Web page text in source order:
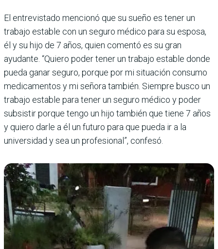
El entrevistado mencionó que su sueño es tener un
trabajo estable con un seguro médico para su esposa,
él y su hijo de 7 años, quien comentó es su gran
ayudante. “Quiero poder tener un trabajo estable donde
pueda ganar seguro, porque por mi situación consumo
medicamentos y mi señora también. Siempre busco un
trabajo estable para tener un seguro médico y poder
subsistir porque tengo un hijo también que tiene 7 años
y quiero darle a él un futuro para que pueda ir a la
universidad y sea un profesional”, confesó.